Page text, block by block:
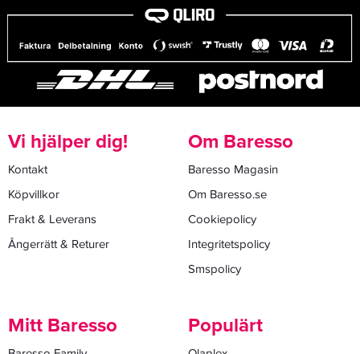
Vi hjälper dig!
Kontakt
Köpvillkor
Frakt & Leverans
Ångerrätt & Returer
Om Baresso
Baresso Magasin
Om Baresso.se
Cookiepolicy
Integritetspolicy
Smspolicy
Mitt Baresso Populärt